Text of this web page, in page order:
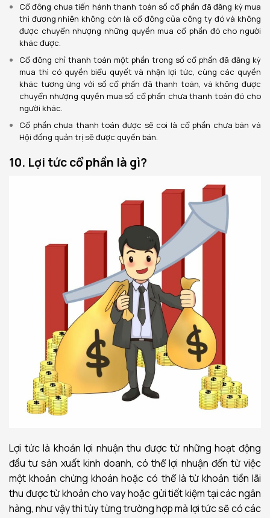
Cổ đông chưa tiến hành thanh toán số cổ phần đã đăng ký mua
thì đương nhiên không còn là cổ đông của công ty đó và không
được chuyển nhượng những quyền mua cổ phần đó cho người
khác được.
Cổ đông chỉ thanh toán một phần trong số cổ phần đã đăng ký
mua thì có quyền biểu quyết và nhận lợi tức, cùng các quyền
khác tương ứng với số cổ phần đã thanh toán, và không được
chuyển nhượng quyền mua số cổ phần chưa thanh toán đó cho
người khác.
Cổ phần chưa thanh toán được sẽ coi là cổ phần chưa bán và
Hội đồng quản trị sẽ được quyền bán.
10. Lợi tức cổ phần là gì?
Lợi tức là khoản lợi nhuận thu được từ những hoạt động
đầu tư sản xuất kinh doanh, có thể lợi nhuận đến từ việc
một khoản chứng khoán hoặc có thể là từ khoản tiền lãi
thu được từ khoản cho vay hoặc gửi tiết kiệm tại các ngân
hàng, như vậy thì tùy từng trường hợp mà lợi tức sẽ có các